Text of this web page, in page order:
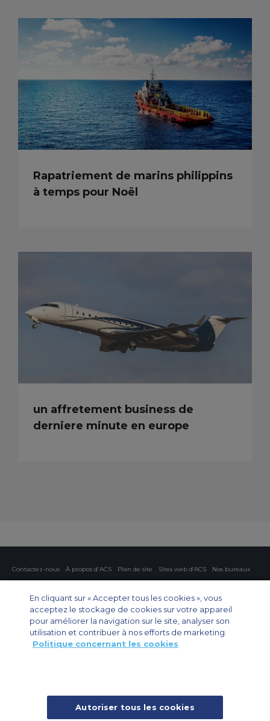
Rapatriement de marins philippins
à temps pour Noël
un affretement business de
derniere minute en europe
Contactez-nous À propos d'ACS Plan de site Sites web d’ACS
Nos bureaux
Paramètres des cookies
Affrètement privé
Affrètement commercial
Affrètement cargo
Guide des avions
Private Charter App
En cliquant sur « Accepter tous les cookies », vous
acceptez le stockage de cookies sur votre appareil
pour améliorer la navigation sur le site, analyser son
utilisation et contribuer à nos efforts de marketing.
Politique concernant les cookies
Autoriser tous les cookies